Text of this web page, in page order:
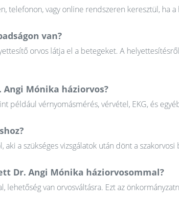
telefonon, vagy online rendszeren keresztül, ha a
van?
orvos látja el a betegeket. A
Mónika háziorvos?
például vérnyomásmérés, vérvétel, EKG, és
a szükséges vizsgálatok után dönt a szakorvosi
Dr. Angi Mónika háziorvosommal?
lehetőség van orvosváltásra. Ezt az